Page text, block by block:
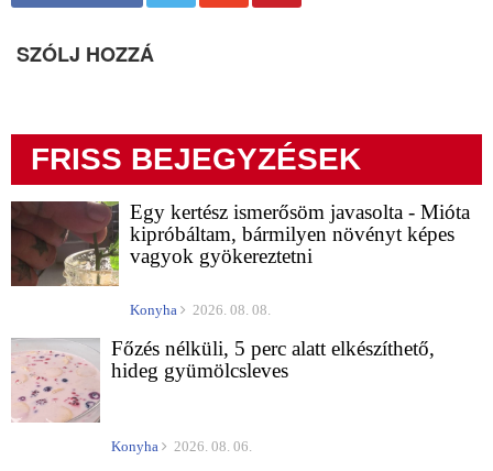
SZÓLJ HOZZÁ
FRISS BEJEGYZÉSEK
Egy kertész ismerősöm javasolta - Mióta
kipróbáltam, bármilyen növényt képes
vagyok gyökereztetni
Konyha 2026. 08. 08.
Főzés nélküli, 5 perc alatt elkészíthető,
hideg gyümölcsleves
Konyha 2026. 08. 06.